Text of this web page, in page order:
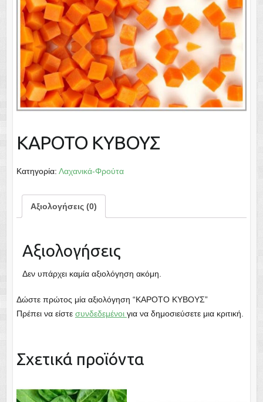
ΚΑΡΟΤΟ ΚΥΒΟΥΣ
Κατηγορία: Λαχανικά-Φρούτα
Αξιολογήσεις (0)
Αξιολογήσεις
Δεν υπάρχει καμία αξιολόγηση ακόμη.
Δώστε πρώτος μία αξιολόγηση “ΚΑΡΟΤΟ ΚΥΒΟΥΣ”
Πρέπει να είστε συνδεδεμένοι για να δημοσιεύσετε μια κριτική.
Σχετικά προϊόντα